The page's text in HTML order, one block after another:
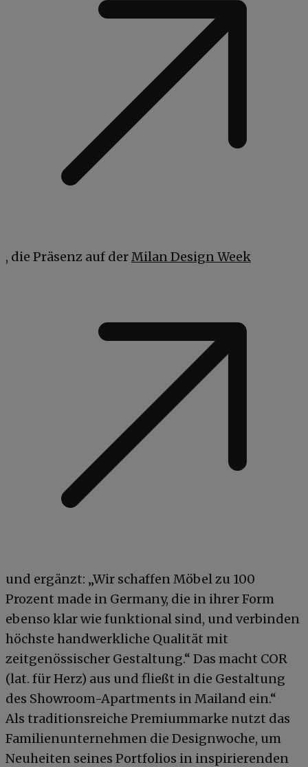
, die Präsenz auf derMilan Design Week
und ergänzt: „Wir schaffen Möbel zu 100
Prozent made in Germany, die in ihrer Form
ebenso klar wie funktional sind, und verbinden
höchste handwerkliche Qualität mit
zeitgenössischer Gestaltung.“ Das macht COR
(lat. für Herz) aus und fließt in die Gestaltung
des Showroom-Apartments in Mailand ein.“
Als traditionsreiche Premiummarke nutzt das
Familienunternehmen die Designwoche, um
Neuheiten seines Portfolios in inspirierenden